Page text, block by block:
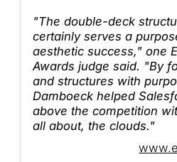
"The double-deck
certainly serves a
aesthetic success," one
Awards judge said. "By
and structures with
Damboeck helped
above the competition
all about, the clouds."